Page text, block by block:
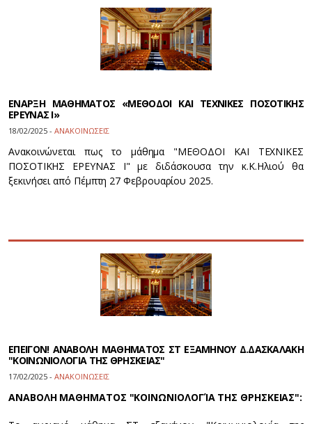
ΕΝΑΡΞΗ ΜΑΘΗΜΑΤΟΣ «ΜΕΘΟΔΟΙ ΚΑΙ ΤΕΧΝΙΚΕΣ ΠΟΣΟΤΙΚΗΣ
ΕΡΕΥΝΑΣ Ι»
18/02/2025 - ΑΝΑΚΟΙΝΩΣΕΙΣ
Ανακοινώνεται πως το μάθημα "ΜΕΘΟΔΟΙ ΚΑΙ ΤΕΧΝΙΚΕΣ
ΠΟΣΟΤΙΚΗΣ ΕΡΕΥΝΑΣ Ι" με διδάσκουσα την κ.Κ.Ηλιού θα
ξεκινήσει από Πέμπτη 27 Φεβρουαρίου 2025.
ΕΠΕΙΓΟΝ! ΑΝΑΒΟΛΗ ΜΑΘΗΜΑΤΟΣ ΣΤ ΕΞΑΜΗΝΟΥ Δ.ΔΑΣΚΑΛΑΚΗ
"ΚΟΙΝΩΝΙΟΛΟΓΙΑ ΤΗΣ ΘΡΗΣΚΕΙΑΣ"
17/02/2025 - ΑΝΑΚΟΙΝΩΣΕΙΣ
ΑΝΑΒΟΛΗ ΜΑΘΗΜΑΤΟΣ "ΚΟΙΝΩΝΙΟΛΟΓΊΑ ΤΗΣ ΘΡΗΣΚΕΙΑΣ":